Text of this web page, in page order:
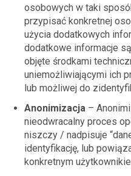
osobowych w taki
przypisać konkretnej
użycia dodatkowych
dodatkowe informacje
objęte środkami
uniemożliwiającymi ich
lub możliwej do
Anonimizacja –
nieodwracalny proces
niszczy / nadpisuje
identyfikację, lub
konkretnym